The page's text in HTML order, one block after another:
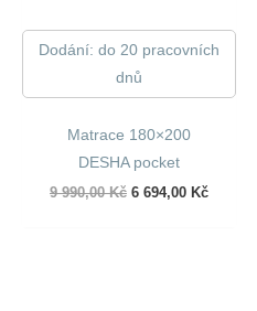
Dodání: do 20 pracovních
dnů
Matrace 180×200
DESHA pocket
9 990,00Kč Původní
6 694,00 KčAktuální